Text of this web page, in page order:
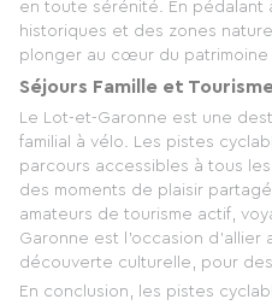
en toute sérénité. En pédalant
historiques et des zones
plonger au cœur du patrimoine
Séjours Famille et
Le Lot-et-Garonne est une
familial à vélo. Les pistes
parcours accessibles à tous
des moments de plaisir
amateurs de tourisme actif,
Garonne est l'occasion d'allier
découverte culturelle, pour
En conclusion, les pistes